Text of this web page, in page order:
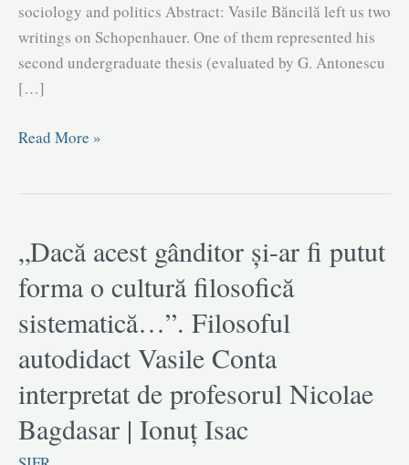
sociology and politics Abstract: Vasile Băncilă left us two
writings on Schopenhauer. One of them represented his
second undergraduate thesis (evaluated by G. Antonescu
[…]
Tânărul
Schopenhauer:
despre
etică,
sociologie
și
politică
|
Ion
Read More »
„Dacă acest gânditor și-ar fi putut
forma o cultură filosofică
sistematică…”. Filosoful
autodidact Vasile Conta
interpretat de profesorul Nicolae
Bagdasar | Ionuț Isac